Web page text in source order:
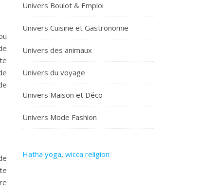
Univers Boulot & Emploi
Univers Cuisine et Gastronomie
Univers des animaux
Univers du voyage
Univers Maison et Déco
Univers Mode Fashion
Hatha yoga, wicca religion